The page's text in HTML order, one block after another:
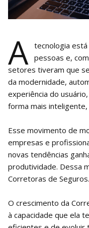
A tecnologia
pessoas e,
setores tiveram que
da modernidade,
experiência do
forma mais
Esse movimento de
empresas e
novas tendências
produtividade. Dessa
Corretoras de Seguros.
O crescimento da
à capacidade que ela